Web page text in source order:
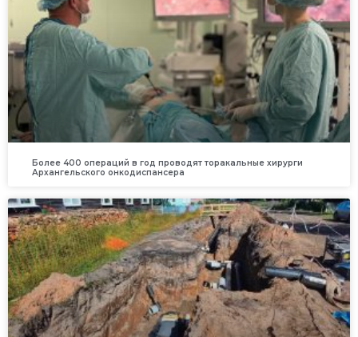
Более 400 операций в год проводят торакальные хирурги
Архангельского онкодиспансера